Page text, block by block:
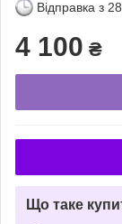
Відправка з
4 100 ₴
Що таке